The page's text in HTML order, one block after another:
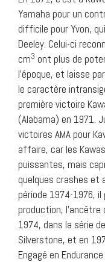
Yamaha pour un
difficile pour Yvon,
Deeley. Celui-ci
cm3 ont plus de
l’époque, et laisse
le caractère
première victoire
(Alabama) en 1971.
victoires AMA pour
affaire, car les
puissantes, mais
quelques crashes et
période 1974-1976,
production, l’ancêtre
1974, dans la série
Silverstone, et en
Engagé en